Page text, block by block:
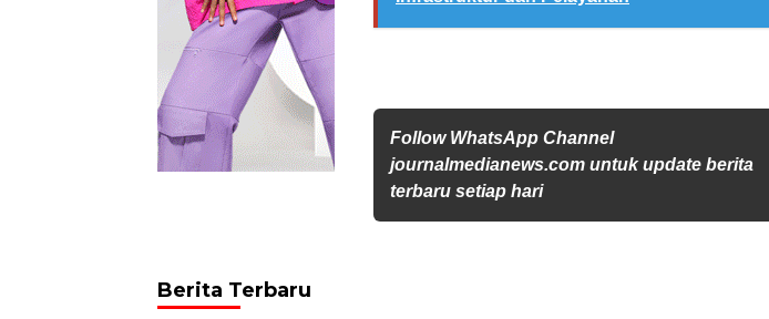
Follow WhatsApp Channel
journalmedianews.com untuk update berita
terbaru setiap hari
Berita Terbaru